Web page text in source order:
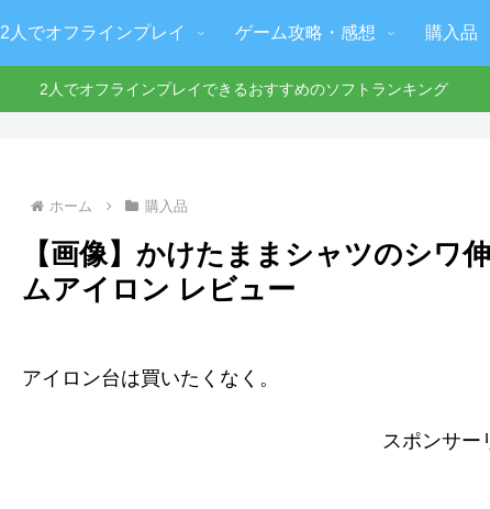
2人でオフラインプレイ ゲーム攻略・感想 購入品
2人でオフラインプレイできるおすすめのソフトランキング
ホーム 購入品
【画像】かけたままシャツのシワ
ムアイロン レビュー
アイロン台は買いたくなく。
スポンサー